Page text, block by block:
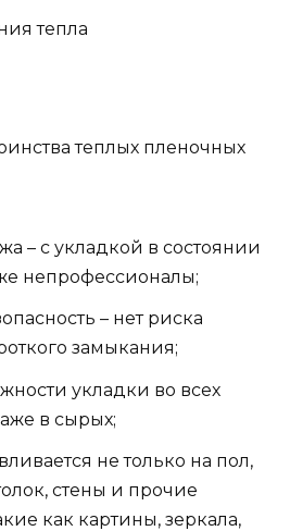
тепла
теплых пленочных
– с укладкой в состоянии
непрофессионалы;
– нет риска
замыкания;
укладки во всех
в сырых;
не только на пол,
стены и прочие
как картины, зеркала,